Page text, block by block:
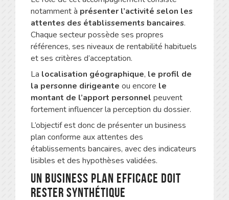
notamment à présenter l’activité selon les
attentes des établissements bancaires.
Chaque secteur possède ses propres
références, ses niveaux de rentabilité habituels
et ses critères d’acceptation.
La localisation géographique, le profil de
la personne dirigeante ou encore le
montant de l’apport personnel peuvent
fortement influencer la perception du dossier.
L’objectif est donc de présenter un business
plan conforme aux attentes des
établissements bancaires, avec des indicateurs
lisibles et des hypothèses validées.
Un business plan efficace doit
rester synthétique